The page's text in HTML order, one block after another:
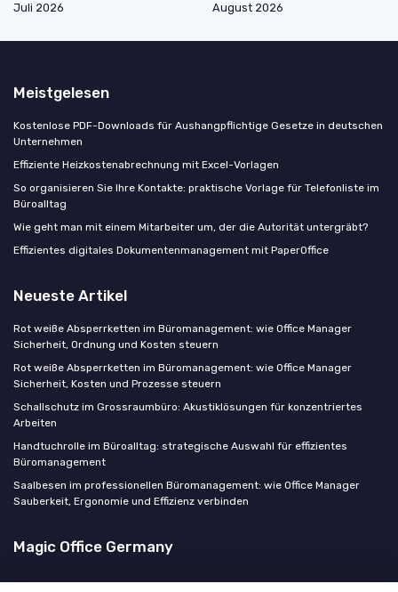
Juli 2026
August 2026
Meistgelesen
Kostenlose PDF-Downloads für Aushangpflichtige Gesetze in deutschen
Unternehmen
Effiziente Heizkostenabrechnung mit Excel-Vorlagen
So organisieren Sie Ihre Kontakte: praktische Vorlage für Telefonliste im
Büroalltag
Wie geht man mit einem Mitarbeiter um, der die Autorität untergräbt?
Effizientes digitales Dokumentenmanagement mit PaperOffice
Neueste Artikel
Rot weiße Absperrketten im Büromanagement: wie Office Manager
Sicherheit, Ordnung und Kosten steuern
Rot weiße Absperrketten im Büromanagement: wie Office Manager
Sicherheit, Kosten und Prozesse steuern
Schallschutz im Grossraumbüro: Akustiklösungen für konzentriertes
Arbeiten
Handtuchrolle im Büroalltag: strategische Auswahl für effizientes
Büromanagement
Saalbesen im professionellen Büromanagement: wie Office Manager
Sauberkeit, Ergonomie und Effizienz verbinden
Magic Office Germany